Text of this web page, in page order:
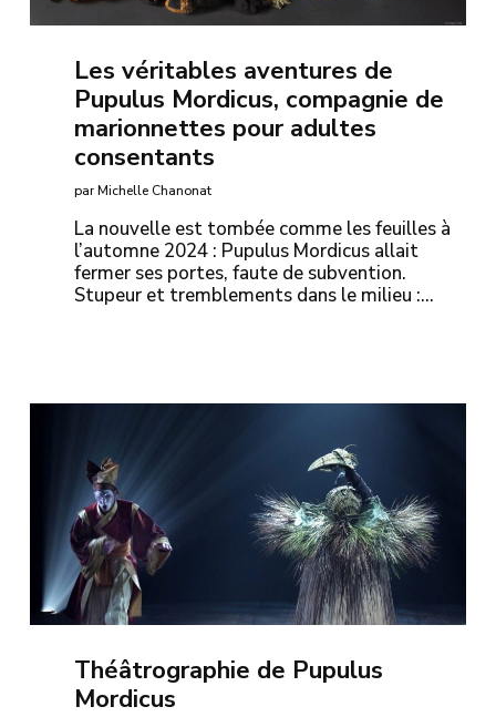
Les véritables aventures de
Pupulus Mordicus, compagnie de
marionnettes pour adultes
consentants
par Michelle Chanonat
La nouvelle est tombée comme les feuilles à
l’automne 2024 : Pupulus Mordicus allait
fermer ses portes, faute de subvention.
Stupeur et tremblements dans le milieu :…
Théâtrographie de Pupulus
Mordicus